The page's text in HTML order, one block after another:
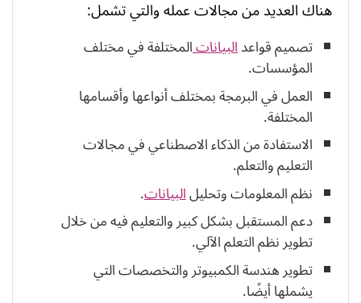
هناك العديد من مجالات عمله والتي تشمل:
تصميم قواعدالبياناتالمختلفة في مختلف
المؤسسات.
العمل في البرمجة بمختلف أنواعها وأقسامها
المختلفة.
الاستفادة من الذكاء الاصطناعي في مجالات
التعليم والتعلم.
نظم المعلومات وتحليلالبيانات.
دعم المستقبل بشكل كبير والتعليم فيه من خلال
تطوير نظم التعلم الآلي.
تطوير هندسة الكمبيوتر والتخصصات التي
يشملها أيضًا.